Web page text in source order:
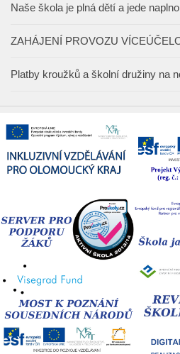
Naše škola je plná dětí a jede
ZAHÁJENÍ PROVOZU
Platby kroužků a školní družiny na